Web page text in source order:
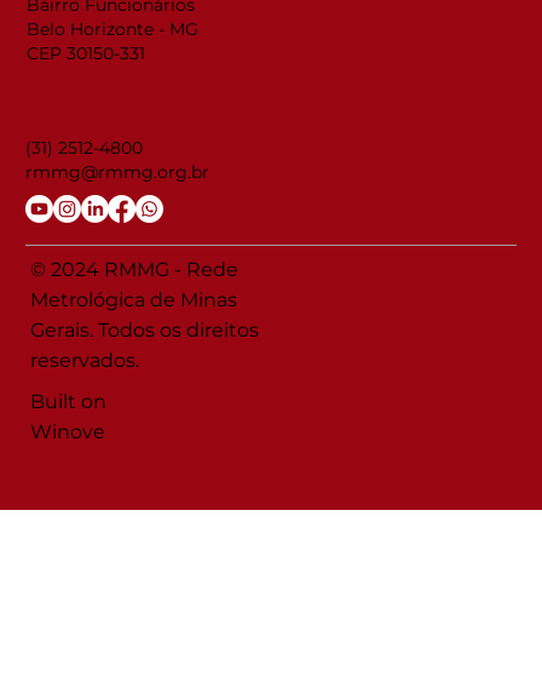
Bairro Funcionários
Belo Horizonte - MG
CEP 30150-331
(31) 2512-4800
rmmg@rmmg.org.br
© 2024 RMMG - Rede
Metrológica de Minas
Gerais. Todos os direitos
reservados.
Built on
Winove